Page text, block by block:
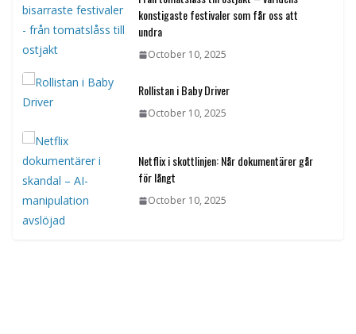
konstigaste festivaler som får oss att
undra
October 10, 2025
Rollistan i Baby Driver
October 10, 2025
Netflix i skottlinjen: Når dokumentärer går
för långt
October 10, 2025